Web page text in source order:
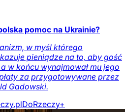
pomoc na Ukrainie?
w myśl którego
pieniądze na to, aby gość
w końcu wynajmował mu jego
za przygotowywane przez
Gadowski.
DoRzeczy+